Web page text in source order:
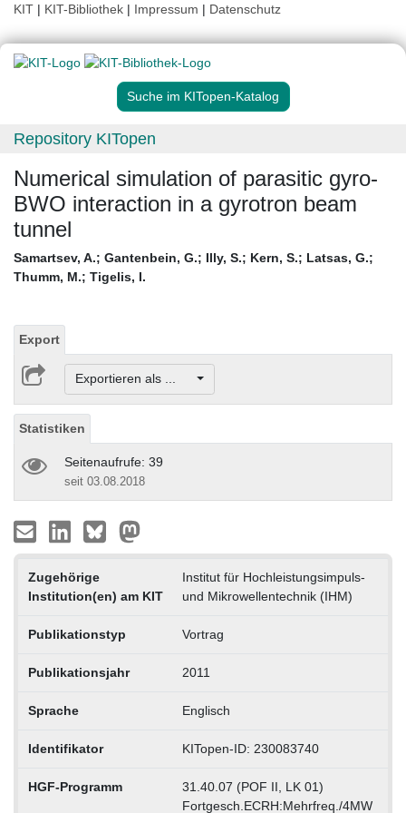
KIT | KIT-Bibliothek | Impressum | Datenschutz
Suche im KITopen-Katalog
Repository KITopen
Numerical simulation of parasitic gyro-
BWO interaction in a gyrotron beam
tunnel
Samartsev, A.; Gantenbein, G.; Illy, S.; Kern, S.; Latsas, G.;
Thumm, M.; Tigelis, I.
Export
Exportieren als ...
Statistiken
Seitenaufrufe: 39
seit 03.08.2018
Zugehörige
Institution(en) am KIT
Institut für Hochleistungsimpuls-
und Mikrowellentechnik (IHM)
Publikationstyp Vortrag
Publikationsjahr 2011
Sprache Englisch
Identifikator KITopen-ID: 230083740
HGF-Programm
31.40.07 (POF II, LK 01)
Fortgesch.ECRH:Mehrfreq./4MW